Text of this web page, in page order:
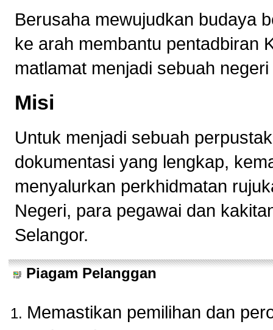
Berusaha mewujudkan budaya
ke arah membantu pentadbiran
matlamat menjadi sebuah
Misi
Untuk menjadi sebuah
dokumentasi yang lengkap,
menyalurkan perkhidmatan
Negeri, para pegawai dan
Selangor.
Piagam Pelanggan
Memastikan pemilihan dan